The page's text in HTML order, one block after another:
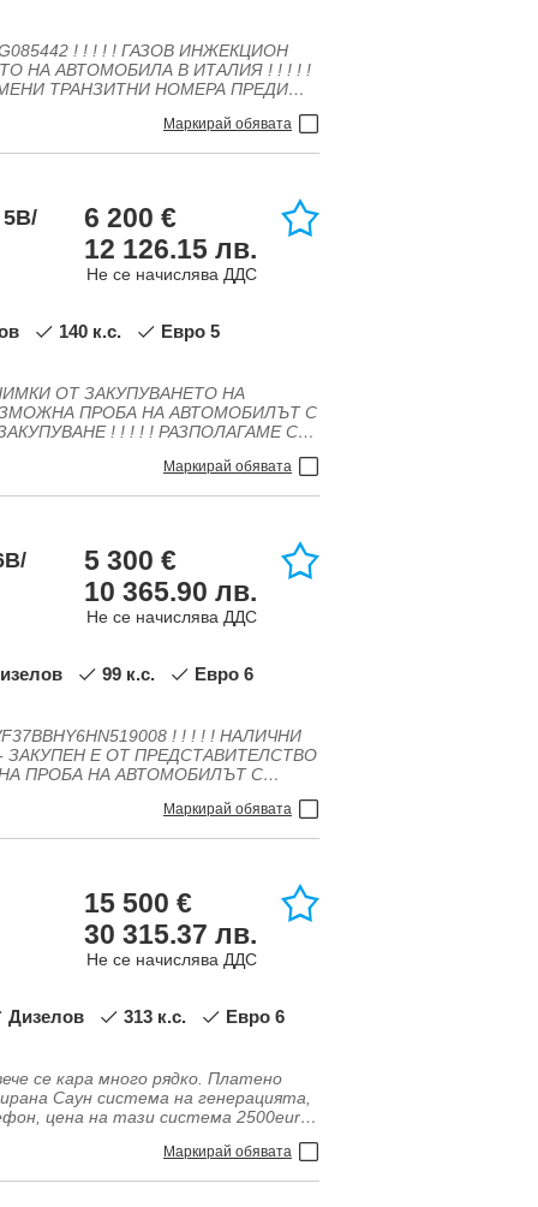
програма за стабилизиране,
внос, Регулиране на волана,
система,
- Странични, Газова уредба,
за стабилизиране,
волан, Нов внос, Регулиране на
Система за контрол на
Маркирай обявата
6 200 €
12 126.15 лв.
Не се начислява ДДС
140 к.с.
Евро 5
USB, audio\video, IN\AUX изводи,
възглавници - Задни,
Електронна програма за
Металик, Нов внос, Парктроник,
ISOFIX, Халогенни фарове
Маркирай обявата
5 300 €
10 365.90 лв.
Не се начислява ДДС
Дизелов 99 к.с.
Евро 6
Аларма, Антиблокираща
Климатик, Лизинг, Нов
на волана, Система за
Маркирай обявата
15 500 €
30 315.37 лв.
Не се начислява ДДС
Дизелов 313 к.с.
Евро 6
се кара много рядко. Платено
Саун система на генерацията,
цена на тази система 2500euro.
дистроник, 360камера, Head up.
Маркирай обявата